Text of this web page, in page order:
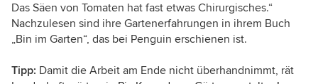
Das Säen von Tomaten hat fast etwas Chirurgisches.“
Nachzulesen sind ihre Gartenerfahrungen in ihrem Buch
„Bin im Garten“, das bei Penguin erschienen ist.
Tipp: Damit die Arbeit am Ende nicht überhandnimmt, rät